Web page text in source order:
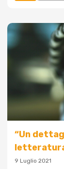
“Un
9 Luglio 2021